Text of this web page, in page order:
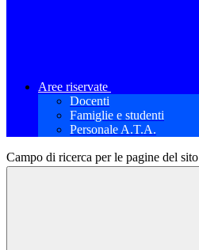
Aree riservate
Docenti
Famiglie e studenti
Personale A.T.A.
Campo di ricerca per le pagine del sito